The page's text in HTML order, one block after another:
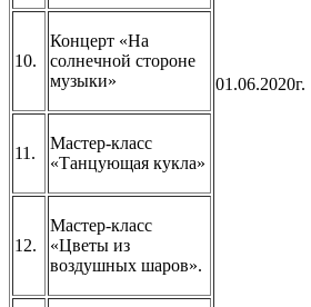
01.06.2020г.
10.
Концерт «На
солнечной стороне
музыки»
11.
Мастер-класс
«Танцующая кукла»
12.
Мастер-класс
«Цветы из
воздушных шаров».